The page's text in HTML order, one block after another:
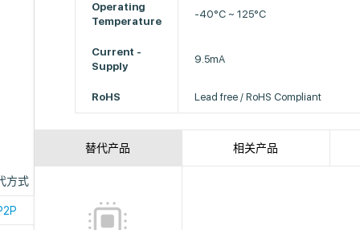
Operating
Temperature
-40°C ~ 125°C
Current -
Supply
9.5mA
RoHS Lead free / RoHS Compliant
替代产品 相关产品
方式